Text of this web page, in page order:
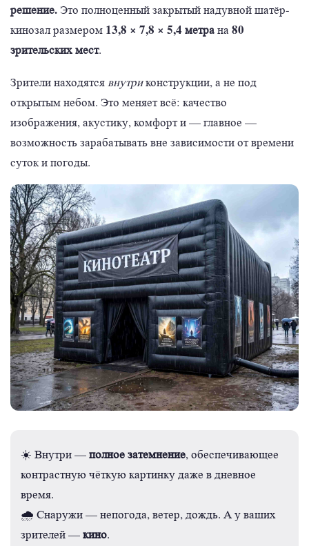
решение.Это полноценный закрытый надувной шатёр-
кинозал размером 13,8 × 7,8 × 5,4 метрана80
зрительских мест.
Зрители находятсявнутриконструкции, а не под
открытым небом. Это меняет всё: качество
изображения, акустику, комфорт и — главное —
возможность зарабатывать вне зависимости от времени
суток и погоды.
☀️ Внутри —полное затемнение, обеспечивающее
контрастную чёткую картинку даже в дневное
время.
🌧️ Снаружи — непогода, ветер, дождь. А у ваших
зрителей —кино.